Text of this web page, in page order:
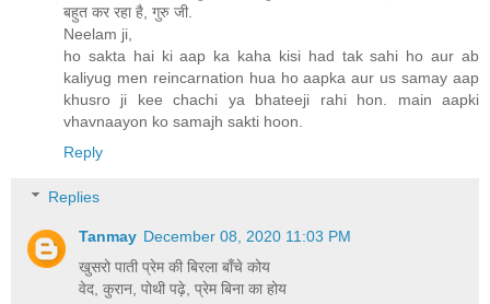
बहुत कर रहा है, गुरु जी.
Neelam ji,
ho sakta hai ki aap ka kaha kisi had tak sahi ho aur ab
kaliyug men reincarnation hua ho aapka aur us samay aap
khusro ji kee chachi ya bhateeji rahi hon. main aapki
vhavnaayon ko samajh sakti hoon.
Reply
Replies
Tanmay December 08, 2020 11:03 PM
खुसरो पाती प्रेम की बिरला बाँचे कोय
वेद, कुरान, पोथी पढ़े, प्रेम बिना का होय